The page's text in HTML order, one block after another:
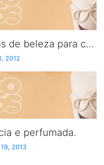
Como escolher produtos de beleza para crianças.
2012
e perfumada.
2013